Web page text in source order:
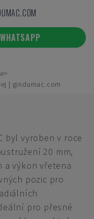
| gindumac.com
byl vyroben v roce
20 mm,
a výkon vřetena
pozic pro
pro přesné